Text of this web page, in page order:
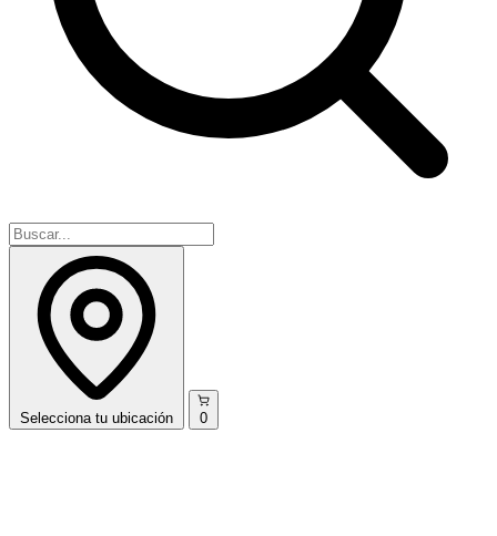
Selecciona tu ubicación 0